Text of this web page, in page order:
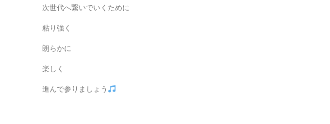
次世代へ繋いでいくために
粘り強く
朗らかに
楽しく
進んで参りましょう